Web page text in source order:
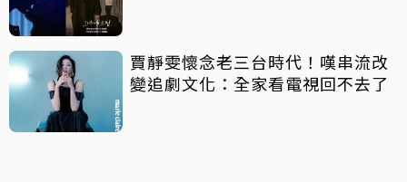
賈靜雯懷念老三台時代！嘆串流改
變追劇文化：全家看電視回不去了